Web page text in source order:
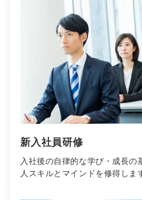
新入社員研修
入社後の自律的な学び・成長の
人スキルとマインドを修得しま